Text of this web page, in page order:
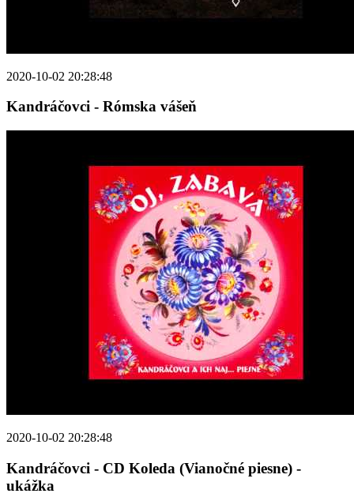
2020-10-02 20:28:48
Kandráčovci - Rómska vášeň
2020-10-02 20:28:48
Kandráčovci - CD Koleda (Vianočné piesne) -
ukážka